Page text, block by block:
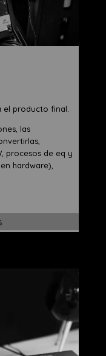
el producto final.
las
procesos de eq y
hardware),